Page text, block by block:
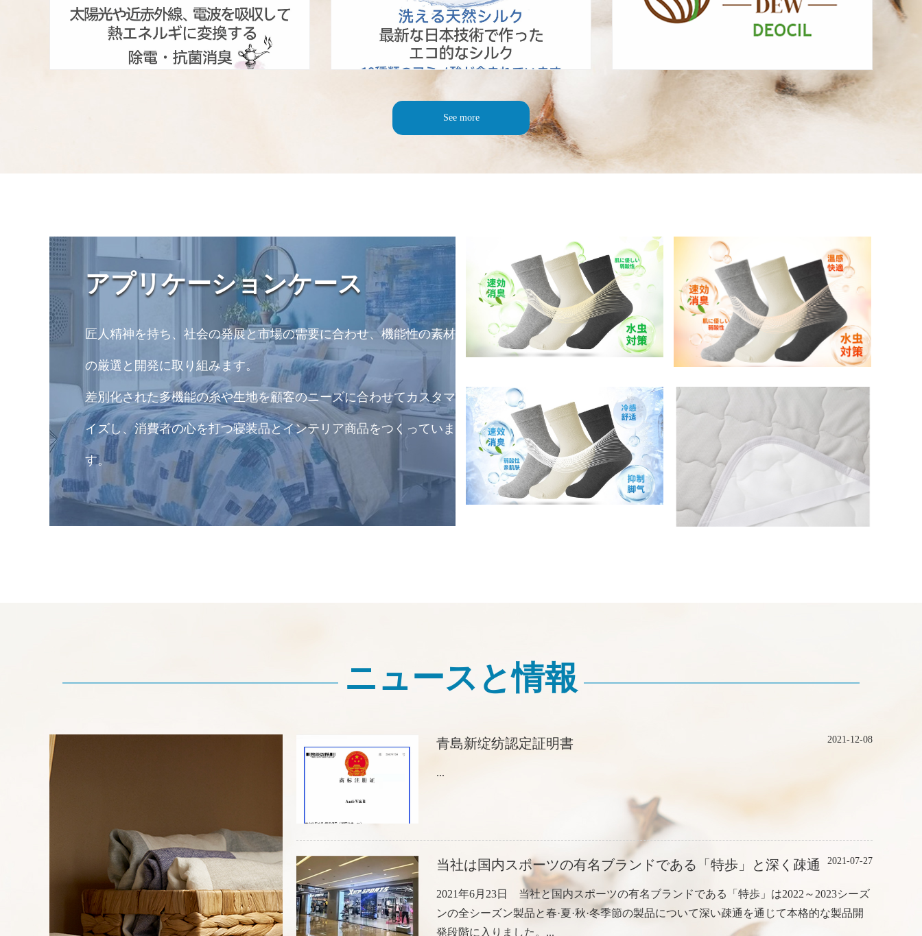
See more
アプリケーションケース
匠人精神を持ち、社会の発展と市場の需要に合わせ、機能性の素材
の厳選と開発に取り組みます。
差別化された多機能の糸や生地を顧客のニーズに合わせてカスタマ
イズし、消費者の心を打つ寝装品とインテリア商品をつくっていま
す。
ニュースと情報
青島新绽纺認定証明書 2021-12-08
...
当社は国内スポーツの有名ブランドである「特歩」と深く疎通 2021-07-27
2021年6月23日 当社と国内スポーツの有名ブランドである「特歩」は2022～2023シーズ
ンの全シーズン製品と春·夏·秋·冬季節の製品について深い疎通を通じて本格的な製品開
発段階に入りました。...